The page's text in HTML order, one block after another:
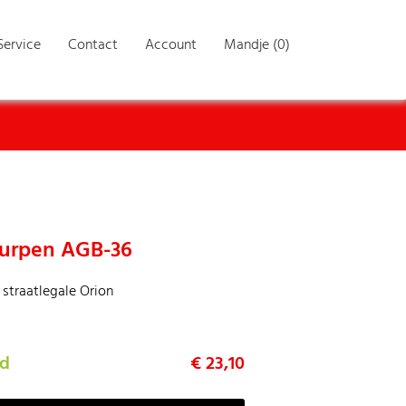
Contact Account Mandje (0)
AGB-36
Orion
€ 23,10